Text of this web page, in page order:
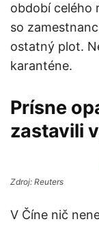
období celého
so
ostatný plot.
karanténe.
Prísne
zastavili
Zdroj: Reuters
V Číne nič